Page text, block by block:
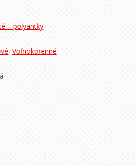
– polyantky
, Voľnokorenné